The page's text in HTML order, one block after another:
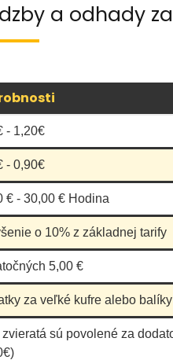
a odhady
- 1,20€
- 0,90€
€ - 30,00 € Hodina
o 10% z základnej tarify
5,00 €
za veľké kufre alebo
zvieratá sú povolené za